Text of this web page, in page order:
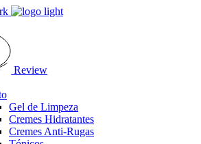
Review
Gel de Limpeza
Cremes Hidratantes
Cremes Anti-Rugas